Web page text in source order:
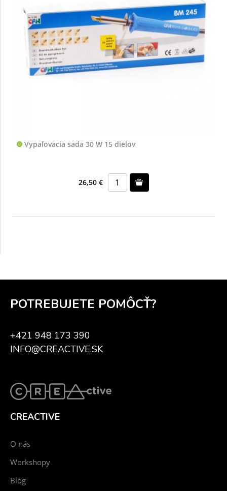
Vypaľovacia sada 30 W 15 dielov
26,50 €
POTREBUJETE POMÔCŤ?
+421 948 173 390
INFO@CREACTIVE.SK
CREACTIVE
O nás
Workshopy
Blog